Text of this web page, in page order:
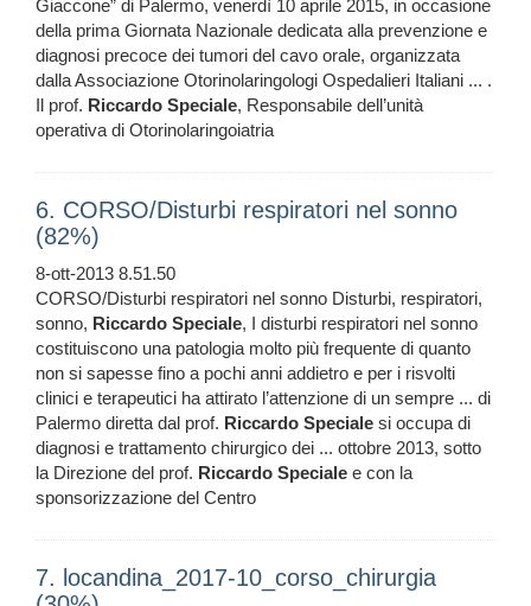
Giaccone” di Palermo, venerdì 10 aprile 2015, in occasione
della prima Giornata Nazionale dedicata alla prevenzione e
diagnosi precoce dei tumori del cavo orale, organizzata
dalla Associazione Otorinolaringologi Ospedalieri Italiani ... .
Il prof. Riccardo Speciale, Responsabile dell’unità
operativa di Otorinolaringoiatria
6. CORSO/Disturbi respiratori nel sonno
(82%)
8-ott-2013 8.51.50
CORSO/Disturbi respiratori nel sonno Disturbi, respiratori,
sonno, Riccardo Speciale, I disturbi respiratori nel sonno
costituiscono una patologia molto più frequente di quanto
non si sapesse fino a pochi anni addietro e per i risvolti
clinici e terapeutici ha attirato l’attenzione di un sempre ... di
Palermo diretta dal prof. Riccardo Speciale si occupa di
diagnosi e trattamento chirurgico dei ... ottobre 2013, sotto
la Direzione del prof. Riccardo Speciale e con la
sponsorizzazione del Centro
7. locandina_2017-10_corso_chirurgia